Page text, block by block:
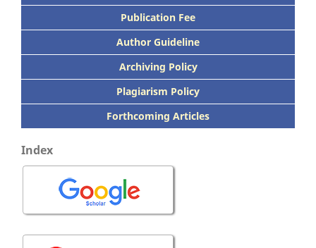
Publication Fee
Author Guideline
Archiving Policy
Plagiarism Policy
Forthcoming Articles
Index